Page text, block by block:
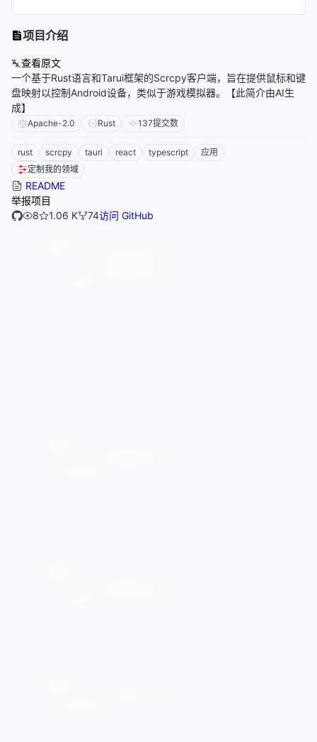
项目介绍
查看原文
一个基于Rust语言和Tarui框架的Scrcpy客户端，旨在提供鼠标和键
盘映射以控制Android设备，类似于游戏模拟器。【此简介由AI生
成】
Apache-2.0 Rust 137提交数
rust scrcpy tauri react typescript
应用
定制我的领域
README
举报项目
8
1.06 K 74访问 GitHub